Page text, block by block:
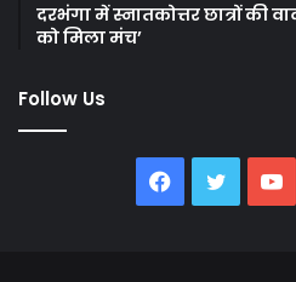
दरभंगा में स्नातकोत्तर छात्रों की
को मिला मंच’
Follow Us
Facebook
Twitter